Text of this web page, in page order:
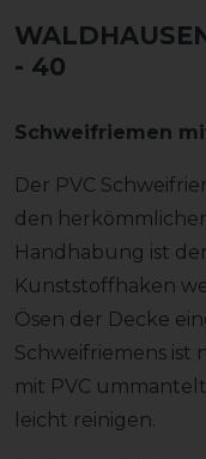
- 40
Schweifriemen
Der PVC
den
Handhabung ist
Kunststoffhaken
Ösen der Decke
Schweifriemens ist
mit PVC
leicht reinigen.